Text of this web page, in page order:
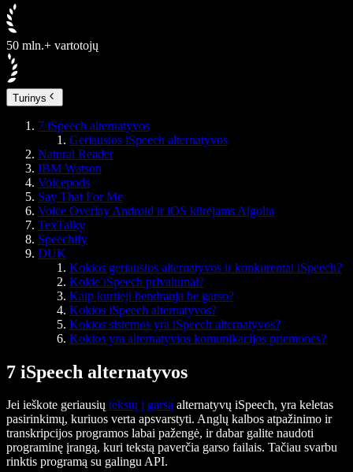
50 mln.+ vartotojų
Turinys
7 iSpeech alternatyvos
Geriausios iSpeech alternatyvos
Natural Reader
IBM Watson
Voicepods
Say That For Me
Voice Overlay Android ir iOS kūrėjams Algolia
TexTalky
Speechify
DUK
Kokios geriausios alternatyvos ir konkurentai iSpeech?
Kokie iSpeech privalumai?
Kaip kurtieji bendrauja be garso?
Kokios iSpeech alternatyvos?
Kokios sistemos yra iSpeech alternatyvos?
Kokios yra alternatyvios komunikacijos priemonės?
7 iSpeech alternatyvos
Jei ieškote geriausių tekstų į garsą alternatyvų iSpeech, yra keletas
pasirinkimų, kuriuos verta apsvarstyti. Anglų kalbos atpažinimo ir
transkripcijos programos labai pažengė, ir dabar galite naudoti
programinę įrangą, kuri tekstą paverčia garso failais. Tačiau svarbu
rinktis programą su galingu API.